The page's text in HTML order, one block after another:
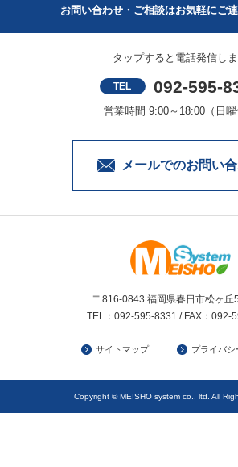
お問い合わせ・ご相談はお気軽にご連
タップすると電話発信し
TEL 092-595-
営業時間 9:00～18:00（日曜
メールでのお問い
〒816-0843 福岡県春日市松ヶ丘
TEL：092-595-8331 / FAX：092-
サイトマップ プライバシ
Copyright © MEISHO system co., ltd. All